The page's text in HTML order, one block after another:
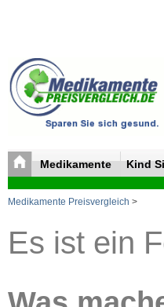
Medikamente Kind
Medikamente Preisvergleich >
Es ist ein